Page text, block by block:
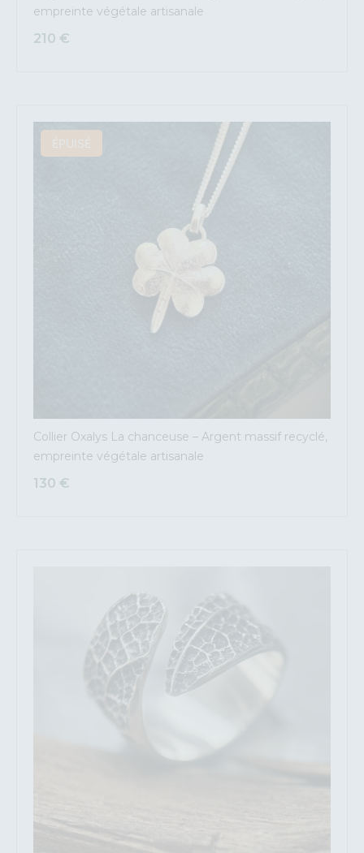
empreinte végétale artisanale
210 €
Collier Oxalys La chanceuse – Argent massif recyclé,
empreinte végétale artisanale
130 €
ÉPUISÉ